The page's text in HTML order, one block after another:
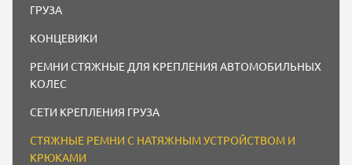
ГРУЗА
КОНЦЕВИКИ
РЕМНИ СТЯЖНЫЕ ДЛЯ КРЕПЛЕНИЯ АВТОМОБИЛЬНЫХ
КОЛЕС
СЕТИ КРЕПЛЕНИЯ ГРУЗА
СТЯЖНЫЕ РЕМНИ С НАТЯЖНЫМ УСТРОЙСТВОМ И
КРЮКАМИ